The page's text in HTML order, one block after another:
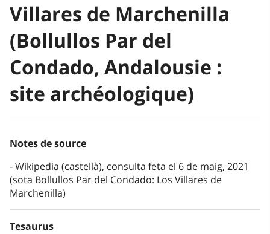
Villares de Marchenilla
(Bollullos Par del
Condado, Andalousie :
site archéologique)
Notes de source
Wikipedia (castellà), consulta feta el 6 de maig, 2021
(sota Bollullos Par del Condado: Los Villares de
Marchenilla)
Tesaurus